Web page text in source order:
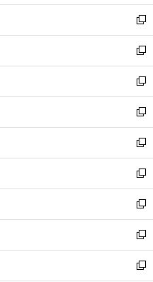
し
い
ウ
ィ
ン
ド
ウ
で
開
く
新
し
い
ウ
ィ
ン
ド
ウ
で
開
く
新
し
い
ウ
ィ
ン
ド
ウ
で
開
く
新
し
い
ウ
ィ
ン
ド
ウ
で
開
く
新
し
い
ウ
ィ
ン
ド
ウ
で
開
く
新
し
い
ウ
ィ
ン
ド
ウ
で
新
し
い
ウ
ィ
ン
ド
新
し
い
ウ
ィ
新
し
い
新